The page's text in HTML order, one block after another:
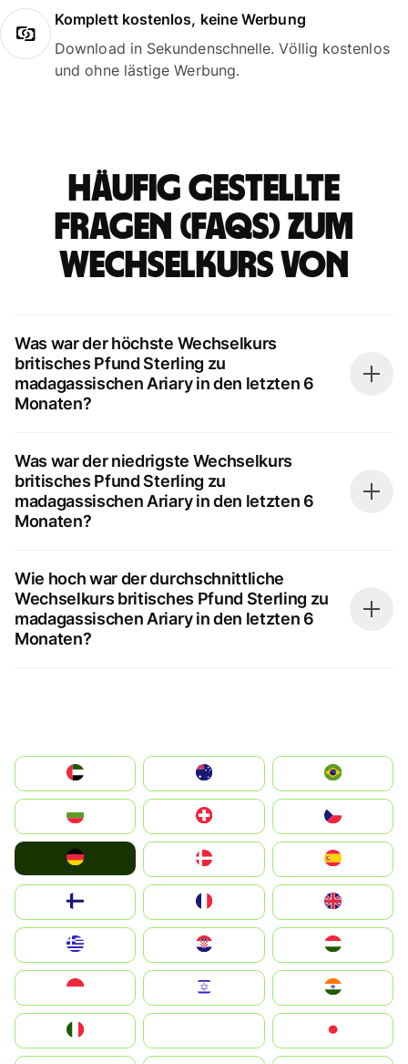
Komplett kostenlos, keine Werbung
Download in Sekundenschnelle. Völlig kostenlos
und ohne lästige Werbung.
Häufig gestellte
Fragen (FAQs) zum
Wechselkurs von
Was war der höchste Wechselkurs
britisches Pfund Sterling zu
madagassischen Ariary in den letzten 6
Monaten?
Was war der niedrigste Wechselkurs
britisches Pfund Sterling zu
madagassischen Ariary in den letzten 6
Monaten?
Wie hoch war der durchschnittliche
Wechselkurs britisches Pfund Sterling zu
madagassischen Ariary in den letzten 6
Monaten?
الإمارات العربية المتحدة
Switzerland
Deutschland
United Kingdom
Magyarország